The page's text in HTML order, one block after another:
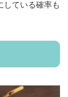
している確率も